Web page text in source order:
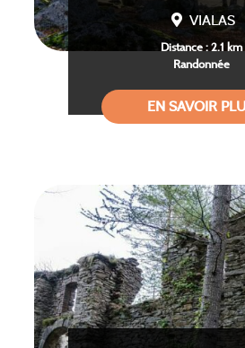
VIALAS
Distance : 2.1 km
Randonnée
EN SAVOIR